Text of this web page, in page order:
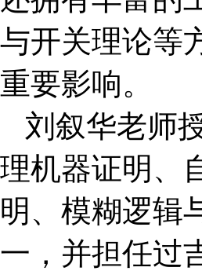
与开关理论等
重要影响。
刘叙华老师
理机器证明、
明、模糊逻辑
一，并担任过